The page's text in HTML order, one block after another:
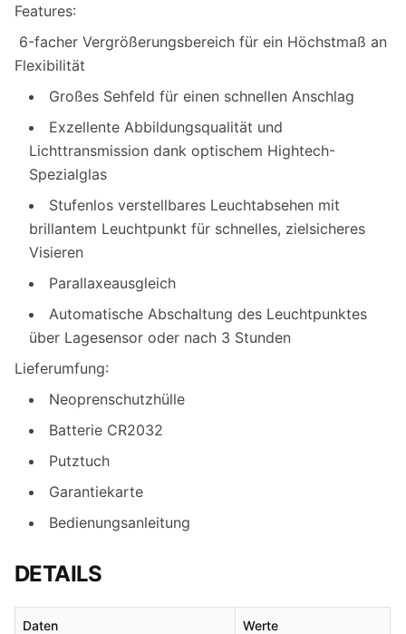
Features:
6-facher Vergrößerungsbereich für ein Höchstmaß an
Flexibilität
Großes Sehfeld für einen schnellen Anschlag
Exzellente Abbildungsqualität und
Lichttransmission dank optischem Hightech-
Spezialglas
Stufenlos verstellbares Leuchtabsehen mit
brillantem Leuchtpunkt für schnelles, zielsicheres
Visieren
Parallaxeausgleich
Automatische Abschaltung des Leuchtpunktes
über Lagesensor oder nach 3 Stunden
Lieferumfung:
Neoprenschutzhülle
Batterie CR2032
Putztuch
Garantiekarte
Bedienungsanleitung
DETAILS
Daten Werte